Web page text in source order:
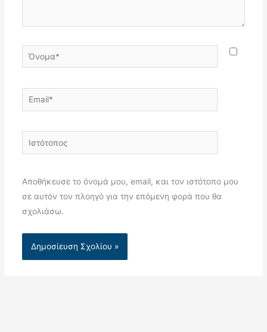
Όνομα*
Email*
Ιστότοπος
Αποθήκευσε το όνομά μου, email, και τον ιστότοπο μου
σε αυτόν τον πλοηγό για την επόμενη φορά που θα
σχολιάσω.